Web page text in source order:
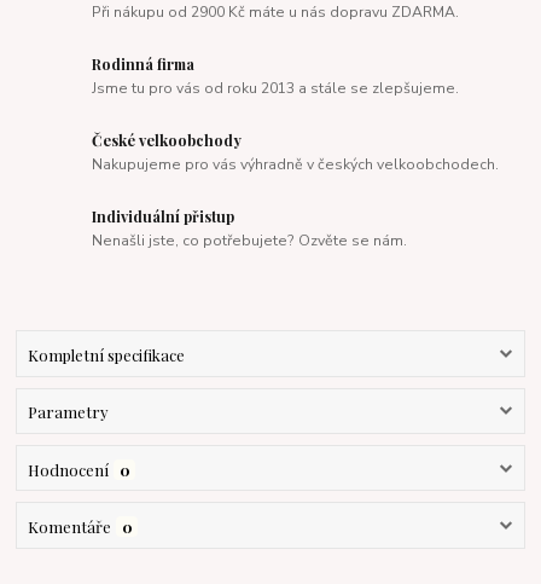
Při nákupu od 2900 Kč máte u nás dopravu ZDARMA.
Rodinná firma
Jsme tu pro vás od roku 2013 a stále se zlepšujeme.
České velkoobchody
Nakupujeme pro vás výhradně v českých velkoobchodech.
Individuální přistup
Nenašli jste, co potřebujete? Ozvěte se nám.
Kompletní specifikace
Parametry
Hodnocení 0
Komentáře 0